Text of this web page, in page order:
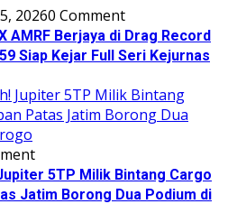
20260 Comment
AMRF Berjaya di Drag Record
Siap Kejar Full Seri Kejurnas
5TP Milik Bintang Cargo
Jatim Borong Dua Podium di